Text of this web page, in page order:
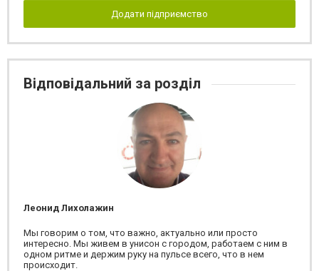
Додати підприємство
Відповідальний за розділ
Леонид Лихолажин
Мы говорим о том, что важно, актуально или просто
интересно. Мы живем в унисон с городом, работаем с ним в
одном ритме и держим руку на пульсе всего, что в нем
происходит.